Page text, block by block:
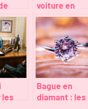
les
voiture en
Guadeloupe :
ce que vous
devez savoir
les
Bague en
diamant : les